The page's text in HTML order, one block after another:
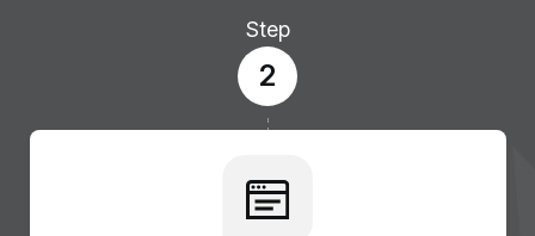
Step
2